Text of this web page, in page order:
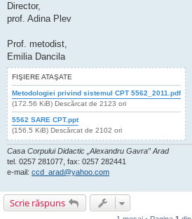
Director,
prof. Adina Plev
Prof. metodist,
Emilia Dancila
FIŞIERE ATAŞATE
Metodologiei privind sistemul CPT 5562_2011.pdf
(172.56 KiB) Descărcat de 2123 ori
5562 SARE CPT.ppt
(156.5 KiB) Descărcat de 2102 ori
Casa Corpului Didactic „Alexandru Gavra” Arad
tel. 0257 281077, fax: 0257 282441
e-mail: ccd_arad@yahoo.com
Scrie răspuns